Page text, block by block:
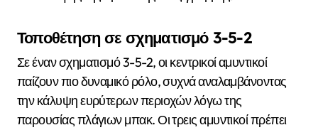
Τοποθέτηση σε σχηματισμό 3-5-2
Σε έναν σχηματισμό 3-5-2, οι κεντρικοί αμυντικοί
παίζουν πιο δυναμικό ρόλο, συχνά αναλαμβάνοντας
την κάλυψη ευρύτερων περιοχών λόγω της
παρουσίας πλάγιων μπακ. Οι τρεις αμυντικοί πρέπει